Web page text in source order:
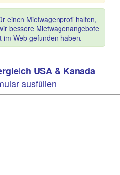
einen Mietwagenprofi halten,
bessere Mietwagenangebote
im Web gefunden haben.
USA & Kanada
ausfüllen